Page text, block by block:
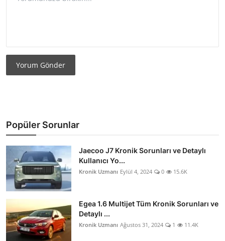
Yorum Gönder
Popüler Sorunlar
Jaecoo J7 Kronik Sorunları ve Detaylı
Kullanıcı Yo...
Kronik Uzmanı Eylül 4, 2024 0 15.6K
Egea 1.6 Multijet Tüm Kronik Sorunları ve
Detaylı ...
Kronik Uzmanı Ağustos 31, 2024 1 11.4K